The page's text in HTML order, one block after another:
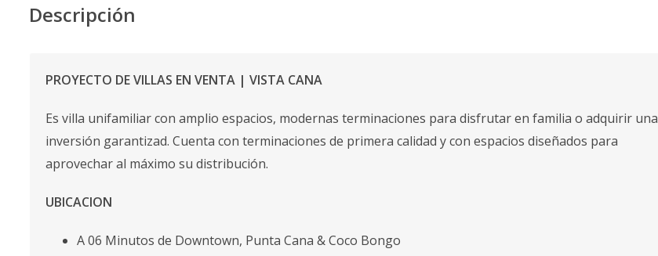
Descripción
PROYECTO DE VILLAS EN VENTA | VISTA CANA
Es villa unifamiliar con amplio espacios, modernas terminaciones para disfrutar en familia o adquirir una
inversión garantizad. Cuenta con terminaciones de primera calidad y con espacios diseñados para
aprovechar al máximo su distribución.
UBICACION
A 06 Minutos de Downtown, Punta Cana & Coco Bongo